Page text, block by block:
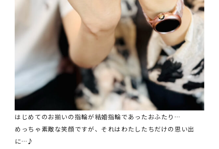
はじめてのお揃いの指輪が結婚指輪であったおふたり…
めっちゃ素敵な笑顔ですが、それはわたしたちだけの思い出
に…♪